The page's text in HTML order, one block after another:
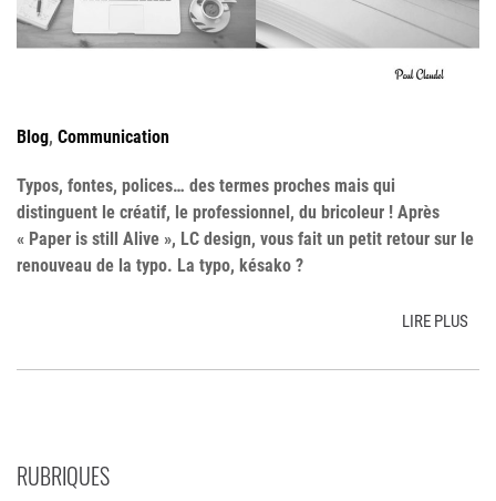
Blog, Communication
Typos, fontes, polices… des termes proches mais qui
distinguent le créatif, le professionnel, du bricoleur ! Après
« Paper is still Alive », LC design, vous fait un petit retour sur le
renouveau de la typo. La typo, késako ?
LIRE PLUS
RUBRIQUES